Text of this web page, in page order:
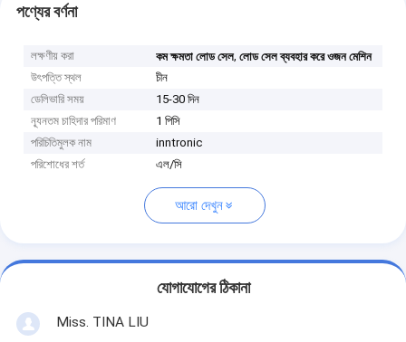
পণ্যের বর্ণনা
লক্ষণীয় করা কম ক্ষমতা লোড সেল,লোড সেল ব্যবহার করে ওজন মেশিন
উৎপত্তি স্থল
চীন
ডেলিভারি সময়
15-30 দিন
ন্যূনতম চাহিদার পরিমাণ
1 পিসি
পরিচিতিমুলক নাম
inntronic
পরিশোধের শর্ত
এল/সি
আরো দেখুন
যোগাযোগের ঠিকানা
Miss. TINA LIU